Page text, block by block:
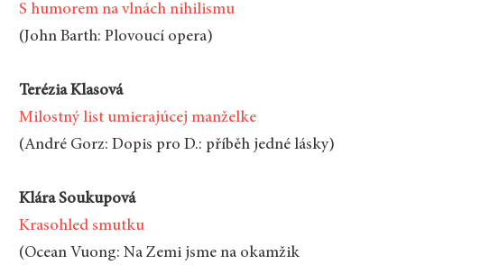
S humorem na vlnách nihilismu
(John Barth: Plovoucí opera)
Terézia Klasová
Milostný list umierajúcej manželke
(André Gorz: Dopis pro D.: příběh jedné lásky)
Klára Soukupová
Krasohled smutku
(Ocean Vuong: Na Zemi jsme na okamžik